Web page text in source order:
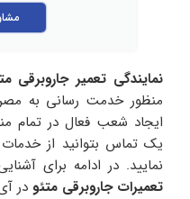
نمایندگی تعمیر جاروبرقی
منظور خدمت رسانی به
ایجاد شعب فعال در تمام
یک تماس بتوانید از
نمایید. در ادامه برای
تعمیرات جاروبرقی متئو در